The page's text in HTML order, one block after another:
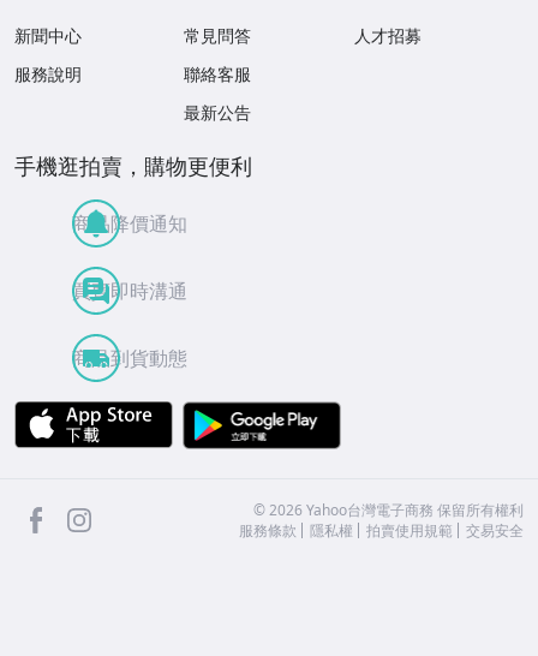
新聞中心
服務說明
常見問答
聯絡客服
最新公告
人才招募
手機逛拍賣，購物更便利
商品降價通知
買賣即時溝通
商品到貨動態
APP Store
facebook ©2026 Yahoo台灣電子商務 保留所有權利
服務條款
隱私權 拍賣使用規範 交易安全